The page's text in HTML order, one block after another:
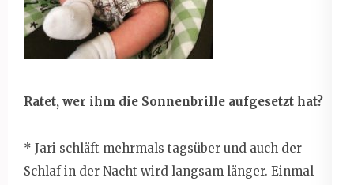
Ratet, wer ihm die Sonnenbrille aufgesetzt hat?
* Jari schläft mehrmals tagsüber und auch der
Schlaf in der Nacht wird langsam länger. Einmal